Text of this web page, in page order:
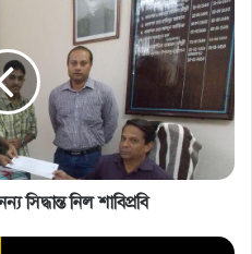
সিদ্ধান্ত নিল শাবিপ্রবি